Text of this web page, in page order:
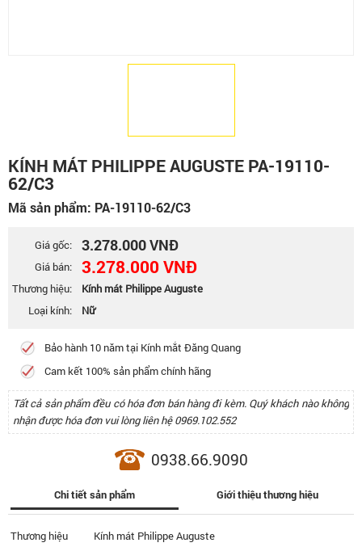
KÍNH MÁT PHILIPPE AUGUSTE PA-19110-
62/C3
Mã sản phẩm: PA-19110-62/C3
Giá gốc: 3.278.000 VNĐ
Giá bán: 3.278.000 VNĐ
Thương hiệu:
Kính mát Philippe Auguste
Loại kính:
Nữ
Bảo hành 10 năm tại Kính mắt Đăng Quang
Cam kết 100% sản phẩm chính hãng
Tất cả sản phẩm đều có hóa đơn bán hàng đi kèm. Quý khách nào không
nhận được hóa đơn vui lòng liên hệ 0969.102.552
0938.66.9090
Chi tiết sản phẩm Giới thiệu thương hiệu
Thương hiệu
Kính mát Philippe Auguste